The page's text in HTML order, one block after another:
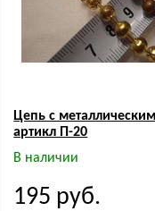
Цепь с
артикл П-20
В наличии
195 руб.